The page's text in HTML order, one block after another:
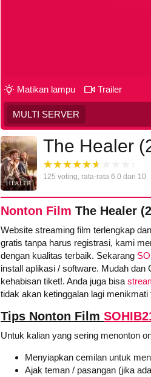
Matikan lampu Trailer
MULTI SERVER
The Healer
125 voting, rata-rata 6.0 dari 10
Nonton Film The Healer
Website streaming film terlengkap
gratis tanpa harus registrasi, kami
dengan kualitas terbaik. Sekarang
install aplikasi / software. Mudah dan
kehabisan tiket!. Anda juga bisa
tidak akan ketinggalan lagi
Tips Nonton Film
Untuk kalian yang sering menonton
Menyiapkan cemilan untuk
Ajak teman / pasangan (jika